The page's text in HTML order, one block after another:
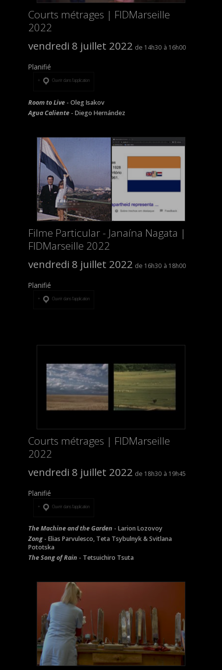
Courts métrages | FIDMarseille
2022
vendredi 8 juillet 2022
14h30 16h00
Planifié
Ouvrir dans l’application
Room to Live- Oleg Isakov
Agua Caliente- Diego Hernández
Filme Particular - Janaína Nagata |
FIDMarseille 2022
vendredi 8 juillet 2022
16h30 18h00
Planifié
Ouvrir dans l’application
Courts métrages | FIDMarseille
2022
vendredi 8 juillet 2022
18h30 19h45
Planifié
Ouvrir dans l’application
The Machine and the Garden - Larion Lozovoy
Zong- Elias Parvulesco, Teta Tsybulnyk & Svitlana
Pototska
The Song of Rain - Tetsuichiro Tsuta